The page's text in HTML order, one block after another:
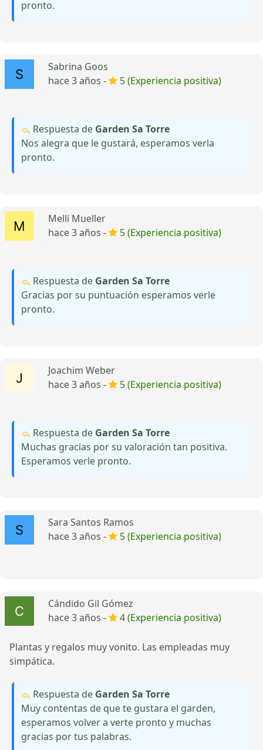
pronto.
Sabrina Goos
hace 3 años -
5 (Experiencia positiva)
Respuesta de Garden Sa Torre
Nos alegra que le gustará, esperamos verla
pronto.
Melli Mueller
hace 3 años -
5 (Experiencia positiva)
Respuesta de Garden Sa Torre
Gracias por su puntuación esperamos verle
pronto.
Joachim Weber
hace 3 años -
5 (Experiencia positiva)
Respuesta de Garden Sa Torre
Muchas gracias por su valoración tan positiva.
Esperamos verle pronto.
Sara Santos Ramos
hace 3 años -
5 (Experiencia positiva)
Cándido Gil Gómez
hace 3 años -
4 (Experiencia positiva)
Plantas y regalos muy vonito. Las empleadas muy
simpática.
Respuesta de Garden Sa Torre
Muy contentas de que te gustara el garden,
esperamos volver a verte pronto y muchas
gracias por tus palabras.